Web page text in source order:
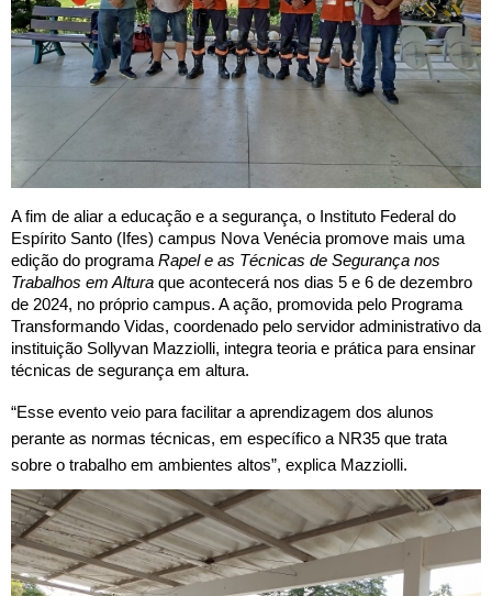
A fim de aliar a educação e a segurança, o Instituto Federal do
Espírito Santo (Ifes) campus Nova Venécia promove mais uma
edição do programa Rapel e as Técnicas de Segurança nos
Trabalhos em Altura que acontecerá nos dias 5 e 6 de dezembro
de 2024, no próprio campus. A ação, promovida pelo Programa
Transformando Vidas, coordenado pelo servidor administrativo da
instituição Sollyvan Mazziolli, integra teoria e prática para ensinar
técnicas de segurança em altura.
“Esse evento veio para facilitar a aprendizagem dos alunos
perante as normas técnicas, em específico a NR35 que trata
sobre o trabalho em ambientes altos”, explica Mazziolli.